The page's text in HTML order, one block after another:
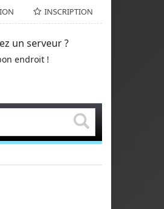
INSCRIPTION
un serveur ?
endroit !